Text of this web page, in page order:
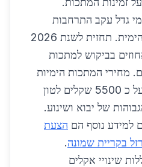
גדל עקב התרחבות
תעשיית הדיג והתיירות הימית. תחזית לשנת 2026
בביקוש למתכות
מחירי המתכות הימיות
בקריית שמונה עומדים על כ 5500 שקלים לטון
של יבוא ושינוע.
למידע נוסף הם הצעת
בקריית שמונה.
שינויי אקלים